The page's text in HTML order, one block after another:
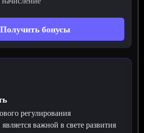
Получить бонусы
регулирования
важной в свете развития